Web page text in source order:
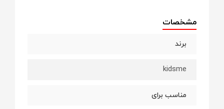
مشخصات
برند
kidsme
مناسب برای